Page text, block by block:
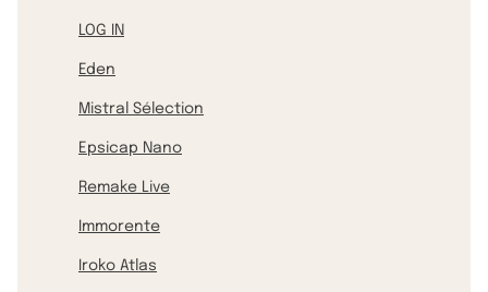
LOG IN
Eden
Mistral Sélection
Epsicap Nano
Remake Live
Immorente
Iroko Atlas